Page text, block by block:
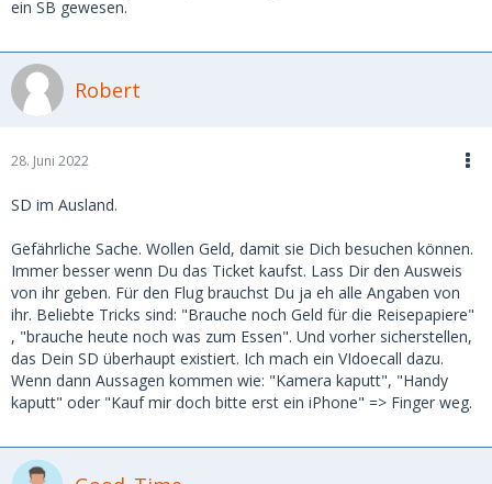
ein SB gewesen.
Robert
28. Juni 2022
SD im Ausland.
Gefährliche Sache. Wollen Geld, damit sie Dich besuchen können.
Immer besser wenn Du das Ticket kaufst. Lass Dir den Ausweis
von ihr geben. Für den Flug brauchst Du ja eh alle Angaben von
ihr. Beliebte Tricks sind: "Brauche noch Geld für die Reisepapiere"
, "brauche heute noch was zum Essen". Und vorher sicherstellen,
das Dein SD überhaupt existiert. Ich mach ein VIdoecall dazu.
Wenn dann Aussagen kommen wie: "Kamera kaputt", "Handy
kaputt" oder "Kauf mir doch bitte erst ein iPhone" => Finger weg.